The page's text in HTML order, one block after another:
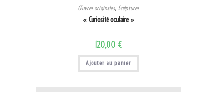
Œuvres originales, Sculptures
« Curiosité oculaire »
120,00 €
Ajouter au panier